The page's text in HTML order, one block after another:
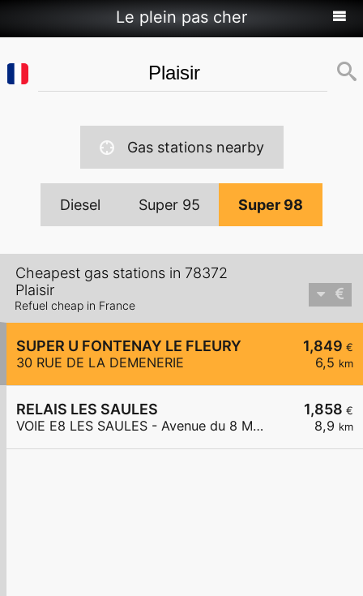
Le plein pas cher
Gas stations nearby
Diesel Super 95 Super 98
Cheapest gas stations in 78372
Plaisir
Refuel cheap in France
1,849 €
6,5 km
SUPER U FONTENAY LE FLEURY
30 RUE DE LA DEMENERIE
1,858 €
8,9 km
RELAIS LES SAULES
VOIE E8 LES SAULES - Avenue du 8 Mai 1945